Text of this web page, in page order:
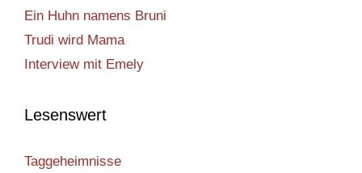
Ein Huhn namens Bruni
Trudi wird Mama
Interview mit Emely
Lesenswert
Taggeheimnisse